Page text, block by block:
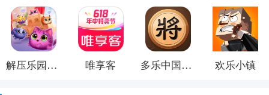
解压乐园模拟器 唯享客 多乐中国象棋 欢乐小镇